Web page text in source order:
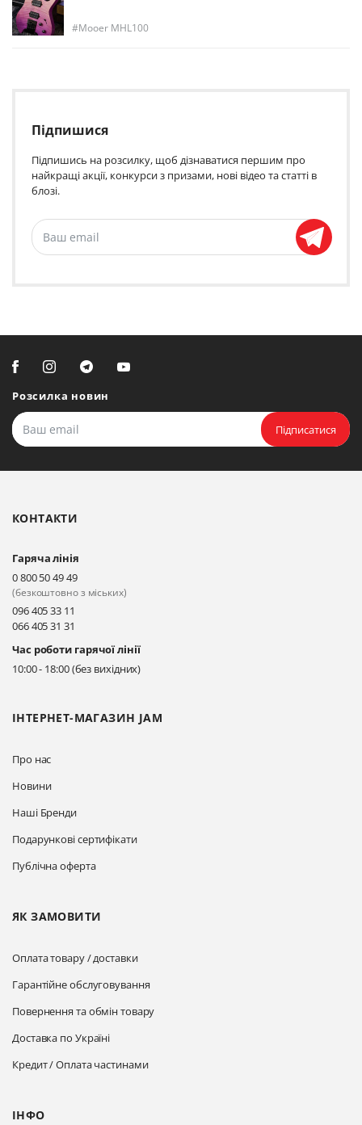
Mooer MHL100
Підпишися
Підпишись на розсилку, щоб дізнаватися першим про
найкращі акції, конкурси з призами, нові відео та статті в
блозі.
Розсилка новин
Підписатися
ІНТЕРНЕТ-МАГАЗИН JAM
Про нас
Новини
Наші Бренди
Подарункові сертифікати
Публічна оферта
ЯК ЗАМОВИТИ
Оплата товару / доставки
Гарантійне обслуговування
Повернення та обмін товару
Доставка по Україні
Кредит / Оплата частинами
ІНФО
КОНТАКТИ
Гаряча лінія
0 800 50 49 49
(безкоштовно з міських)
096 405 33 11
066 405 31 31
Час роботи гарячої лінії
10:00 - 18:00 (без вихідних)